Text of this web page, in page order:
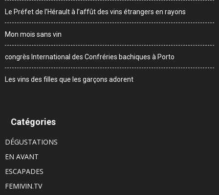
Le Préfet de l’Hérault à l’affût des vins étrangers en rayons
Mon mois sans vin
congrès International des Confréries bachiques à Porto
Les vins des filles que les garçons adorent
Catégories
DÉGUSTATIONS
EN AVANT
ESCAPADES
FEMIVIN.TV